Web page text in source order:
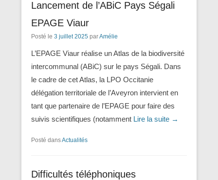
Lancement de l’ABiC Pays Ségali
EPAGE Viaur
Posté le 3 juillet 2025 parAmélie
L’EPAGE Viaur réalise un Atlas de la biodiversité
intercommunal (ABiC) sur le pays Ségali. Dans
le cadre de cet Atlas, la LPO Occitanie
délégation territoriale de l’Aveyron intervient en
tant que partenaire de l’EPAGE pour faire des
suivis scientifiques (notamment Lire la suite →
Posté dansActualités
Difficultés téléphoniques